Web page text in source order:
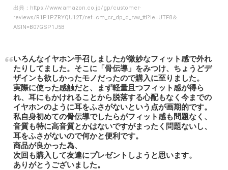
出典： https://www.amazon.co.jp/gp/customer-
reviews/R1P1PZRYQU12T/ref=cm_cr_dp_d_rvw_ttl?ie=UTF8＆
ASIN=B07GSP1J5B
いろんなイヤホン手召しましたが微妙なフィット感で外れ
たりしてました。そこに「骨伝導」をみつけ、ちょうどデ
ザインも欲しかったモノだったので購入に至りました。
実際に使った感触だと、まず軽量且つフィット感が得ら
れ、耳にもかけれることから脱落する心配もなく今までの
イヤホンのように耳をふさがないという点が画期的です。
私自身初めての骨伝導でしたらがフィット感も問題なく、
音質も特に高音質とかはないですがまったく問題ないし、
耳をふさがないので何かと便利です。
商品が良かった為、
次回も購入して友達にプレゼントしようと思います。
ありがとうございました。